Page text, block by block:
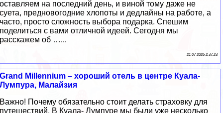
оставляем на последний день, и виной тому даже не
суета, предновогодние хлопоты и дедлайны на работе, а
часто, просто сложность выбора подарка. Спешим
поделиться с вами отличной идеей. Сегодня мы
расскажем об …...
21 07 2026 2:37:23
Grand Millennium – хороший отель в центре Куала-
Лумпура, Малайзия
Важно! Почему обязательно стоит делать страховку для
путешествий. В Куала- Лумпуре мы были уже несколько